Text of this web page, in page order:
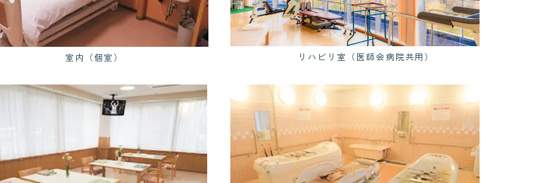
室内（個室） リハビリ室（医師会病院共用）